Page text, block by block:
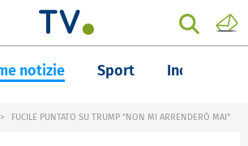
notizie Sport Inchieste
FUCILE PUNTATO SU TRUMP "NON MI ARRENDERÒ MAI"